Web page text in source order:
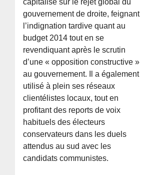
capitalisé sur le rejet global du
gouvernement de droite, feignant
l’indignation tardive quant au
budget 2014 tout en se
revendiquant après le scrutin
d’une « opposition constructive »
au gouvernement. Il a également
utilisé à plein ses réseaux
clientélistes locaux, tout en
profitant des reports de voix
habituels des électeurs
conservateurs dans les duels
attendus au sud avec les
candidats communistes.